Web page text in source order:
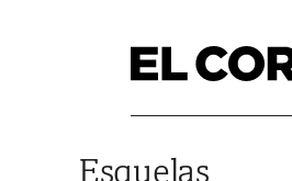
Esquelas